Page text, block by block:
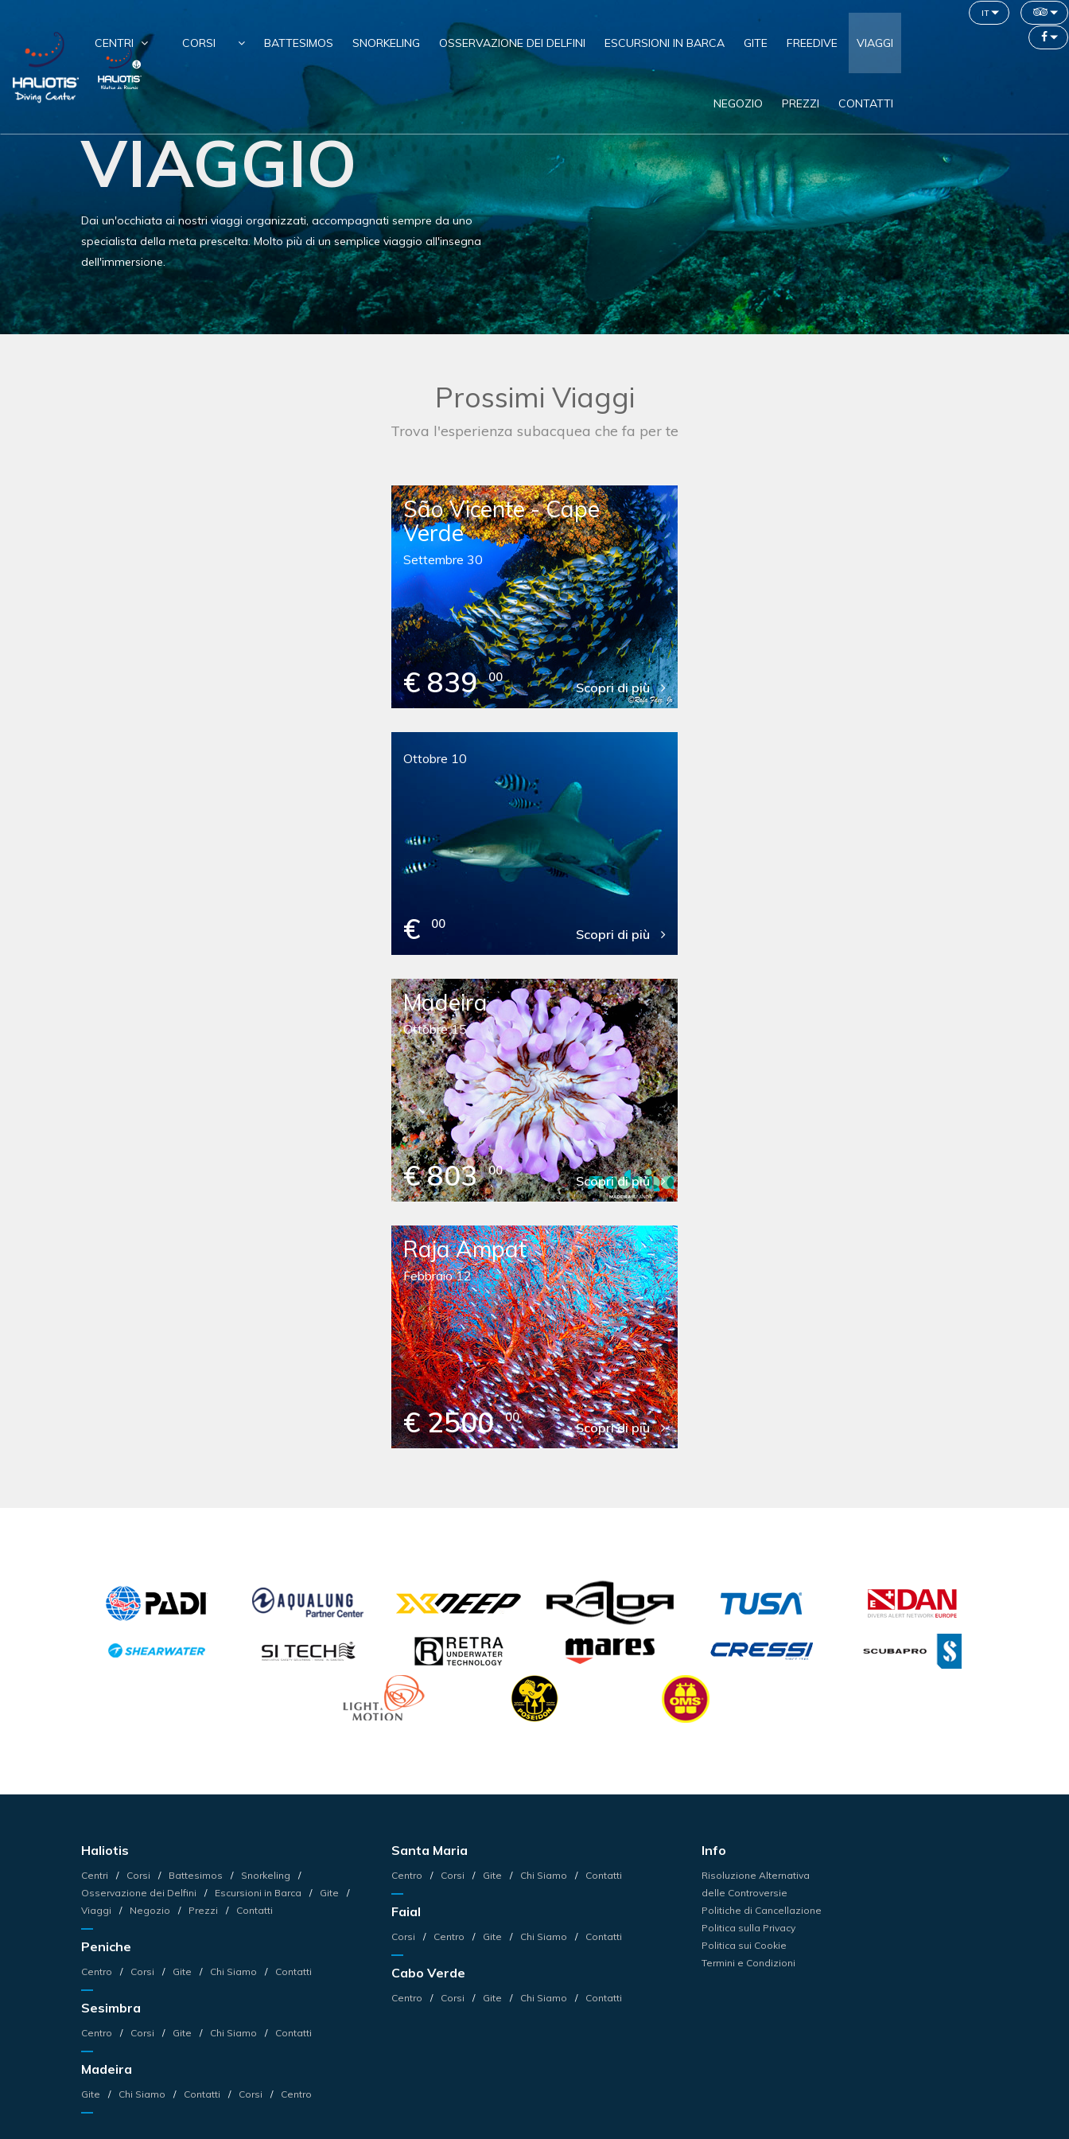
CENTRI CORSI BATTESIMOS SNORKELING OSSERVAZIONE DEI DELFINI ESCURSIONI IN BARCA GITE FREEDIVE VIAGGI
NEGOZIO PREZZI CONTATTI
it
VIAGGIO
Dai un'occhiata ai nostri viaggi organizzati, accompagnati sempre da uno
specialista della meta prescelta. Molto più di un semplice viaggio all'insegna
dell'immersione.
Prossimi Viaggi
Trova l'esperienza subacquea che fa per te
São Vicente - Cape
Verde
Settembre 30
€ 839 00
Scopri di più
Ottobre 10
€ 00
Scopri di più
Madeira
Ottobre 15
€ 803 00
Scopri di più
Raja Ampat
Febbraio 12
€ 2500 00
Scopri di più
Haliotis
Centri Corsi Battesimos
Snorkeling
Osservazione dei Delfini
Escursioni in Barca
Gite
Viaggi
Negozio Prezzi Contatti
Peniche
Centro Corsi Gite Chi Siamo Contatti
Sesimbra
Centro Corsi Gite Chi Siamo Contatti
Madeira
Gite Chi Siamo Contatti Corsi Centro
Santa Maria
Centro Corsi Gite Chi Siamo Contatti
Faial
Corsi Centro Gite Chi Siamo Contatti
Cabo Verde
Centro Corsi Gite Chi Siamo Contatti
Info
Risoluzione Alternativa
delle Controversie
Politiche di Cancellazione
Politica sulla Privacy
Politica sui Cookie
Termini e Condizioni